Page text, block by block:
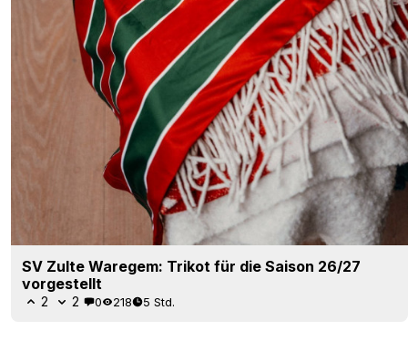
SV Zulte Waregem: Trikot für die Saison 26/27
vorgestellt
2 2 0 218 5 Std.